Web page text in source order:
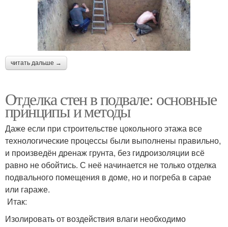
читать дальше →
Отделка стен в подвале: основные
принципы и методы
Даже если при строительстве цокольного этажа все
технологические процессы были выполнены правильно,
и произведён дренаж грунта, без гидроизоляции всё
равно не обойтись. С неё начинается не только отделка
подвального помещения в доме, но и погреба в сарае
или гараже.
Итак:
Изолировать от воздействия влаги необходимо